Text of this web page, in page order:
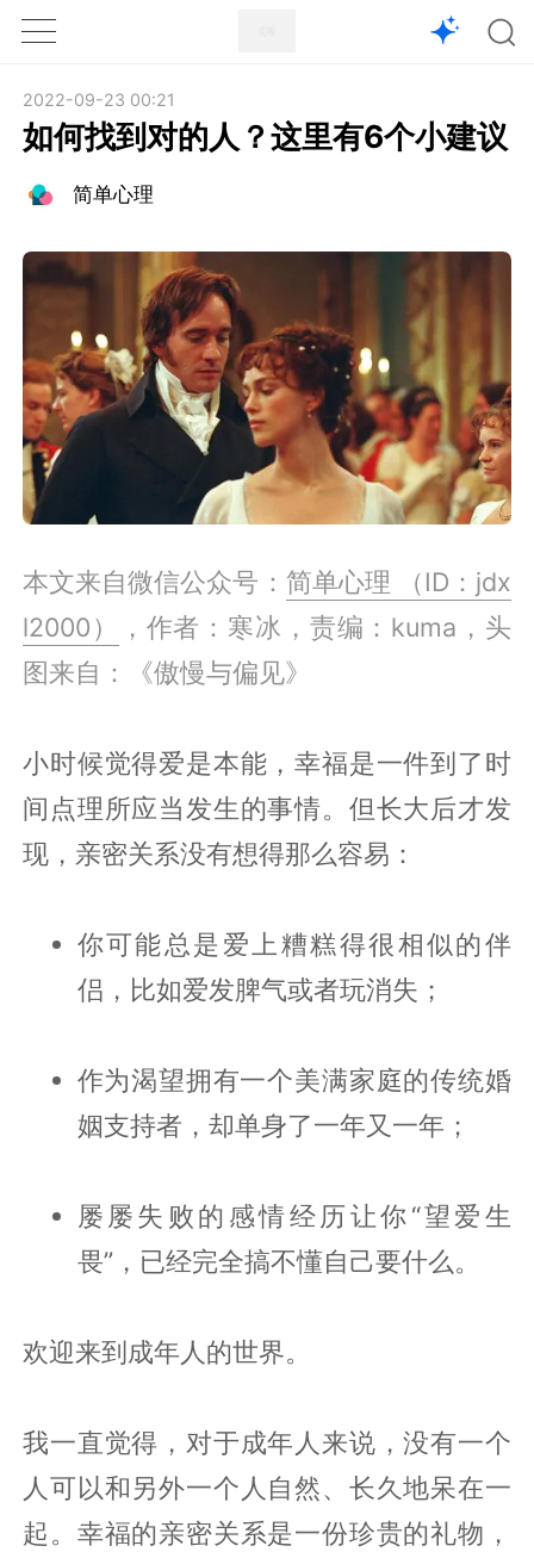
1X
2022-09-23 00:21
如何找到对的人？这里有6个小建议
简单心理
本文来自微信公众号： 简单心理 （ID：jdx
l2000）
，作者：寒冰，责编：kuma，头
图来自：《傲慢与偏见》
小时候觉得爱是本能，幸福是一件到了时
间点理所应当发生的事情。但长大后才发
现，亲密关系没有想得那么容易：
你可能总是爱上糟糕得很相似的伴
侣，比如爱发脾气或者玩消失；
作为渴望拥有一个美满家庭的传统婚
姻支持者，却单身了一年又一年；
屡屡失败的感情经历让你“望爱生
畏”，已经完全搞不懂自己要什么。
欢迎来到成年人的世界。
我一直觉得，对于成年人来说，没有一个
人可以和另外一个人自然、长久地呆在一
起。幸福的亲密关系是一份珍贵的礼物，